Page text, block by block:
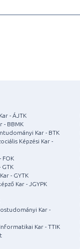
- ÁJTK
- BBMK
Kar - BTK
Képzési Kar -
FOK
GTK
- GYTK
Kar - JGYPK
Kar -
Kar - TTIK